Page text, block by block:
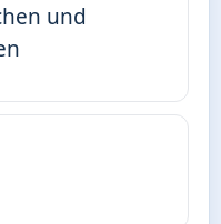
und